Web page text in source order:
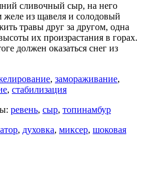
сливочный сыр, на него
желе из щавеля и солодовый
травы друг за другом, одна
их произрастания в горах.
должен оказаться снег из
, замораживание,
, стабилизация
ревень, сыр, топинамбур
, духовка, миксер, шоковая